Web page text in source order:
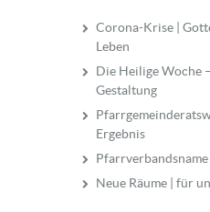
Corona-Krise |
Leben
Die Heilige Woche
Gestaltung
Ergebnis
Pfarrverbandsname
Neue Räume | für